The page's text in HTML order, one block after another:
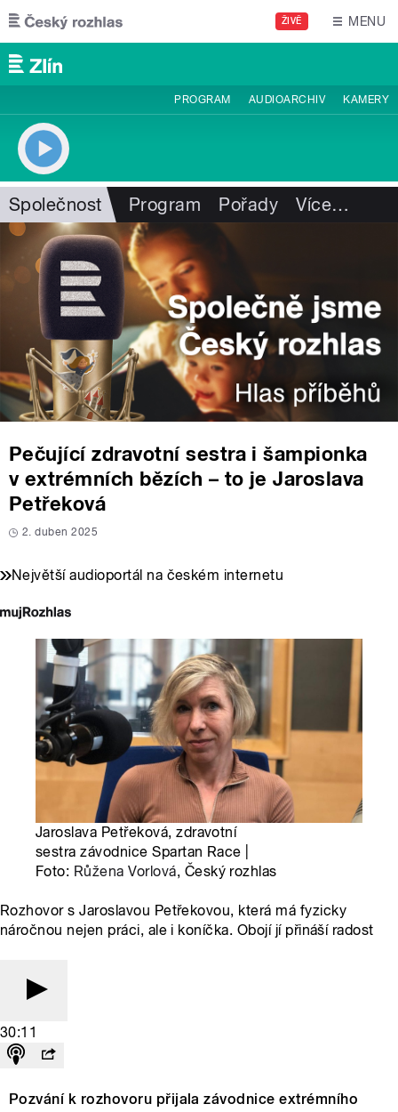
Přejít k hlavnímu obsahu
ŽIVĚ MENU
PROGRAM AUDIOARCHIV KAMERY
Společnost Program Pořady Více…
Pečující zdravotní sestra i šampionka
v extrémních bězích – to je Jaroslava
Petřeková
2. duben 2025
Největší audioportál na českém internetu
Jaroslava Petřeková, zdravotní
sestra závodnice Spartan Race |
Foto: Růžena Vorlová, Český rozhlas
Rozhovor s Jaroslavou Petřekovou, která má fyzicky
náročnou nejen práci, ale i koníčka. Obojí jí přináší radost
30:11
Pozvání k rozhovoru přijala závodnice extrémního